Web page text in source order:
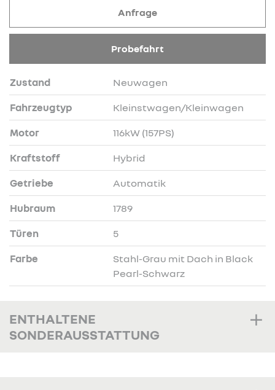
Zustand Neuwagen
Fahrzeugtyp Kleinstwagen/Kleinwagen
Motor 116kW (157PS)
Kraftstoff Hybrid
Getriebe Automatik
Hubraum 1789
Türen 5
Farbe
Stahl-Grau mit Dach in Black
Pearl-Schwarz
Anfrage
Probefahrt
ENTHALTENE
SONDERAUSSTATTUNG